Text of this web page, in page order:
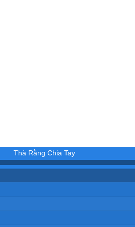
Thà Rằng Chia Tay